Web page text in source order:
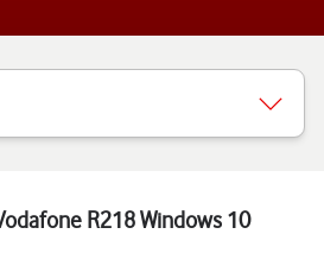
R218 Windows 10